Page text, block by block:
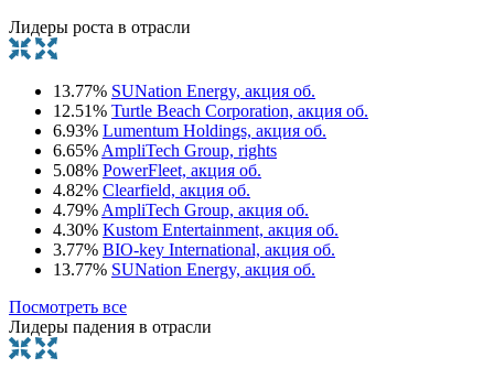
Лидеры роста в отрасли
13.77% SUNation Energy, акция об.
12.51% Turtle Beach Corporation, акция об.
6.93% Lumentum Holdings, акция об.
6.65% AmpliTech Group, rights
5.08% PowerFleet, акция об.
4.82% Clearfield, акция об.
4.79% AmpliTech Group, акция об.
4.30% Kustom Entertainment, акция об.
3.77% BIO-key International, акция об.
13.77% SUNation Energy, акция об.
Посмотреть все
Лидеры падения в отрасли